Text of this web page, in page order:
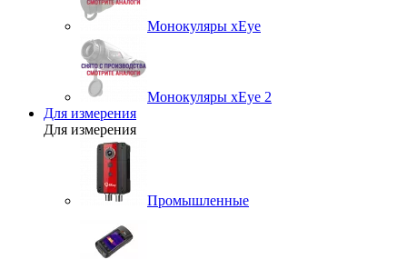
Монокуляры xEye
Монокуляры xEye 2
Для измерения
Для измерения
Промышленные